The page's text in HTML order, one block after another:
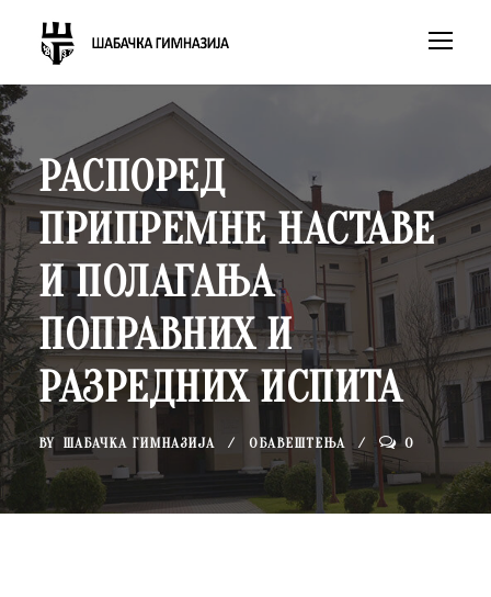
РАСПОРЕД
ПРИПРЕМНЕ НАСТАВЕ
И ПОЛАГАЊА
ПОПРАВНИХ И
РАЗРЕДНИХ ИСПИТА
BY ШАБАЧКА ГИМНАЗИЈА ОБАВЕШТЕЊА 0